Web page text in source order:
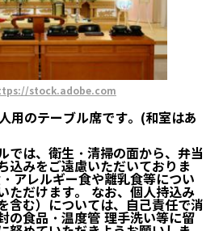
stock.adobe.com
用のテーブル席です。(和室はあ
では、衛生・清掃の面から、弁当
込みをご遠慮いただいておりま
アレルギー食や離乳食等につい
ただけます。 なお、個人持込み
含む）については、自己責任で消
の食品・温度管 理手洗い等に留